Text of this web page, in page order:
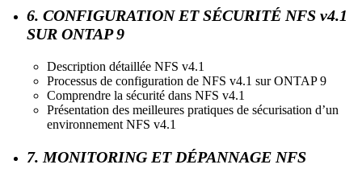
6. CONFIGURATION ET SÉCURITÉ NFS v4.1
SUR ONTAP 9
Description détaillée NFS v4.1
Processus de configuration de NFS v4.1 sur ONTAP 9
Comprendre la sécurité dans NFS v4.1
Présentation des meilleures pratiques de sécurisation d’un
environnement NFS v4.1
7. MONITORING ET DÉPANNAGE NFS